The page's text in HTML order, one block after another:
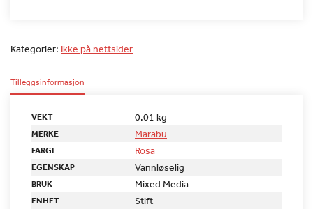
Kategorier: Ikke på nettsider
Tilleggsinformasjon
VEKT 0.01 kg
MERKE Marabu
FARGE Rosa
EGENSKAP Vannløselig
BRUK Mixed Media
ENHET Stift